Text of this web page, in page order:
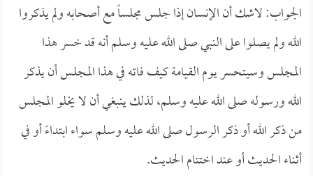
الجواب: لاشك أن الإنسان إذا جلس مجلساً مع أصحابه ولم يذكروا
الله ولم يصلوا على النبي صلى الله عليه وسلم أنه قد خسر هذا
المجلس وسيتحسر يوم القيامة كيف فاته في هذا المجلس أن يذكر
الله ورسوله صلى الله عليه وسلم، لذلك ينبغي أن لا يخلو المجلس
من ذكر الله أو ذكر الرسول صلى الله عليه وسلم سواء ابتداءً أو في
أثناء الحديث أو عند اختتام الحديث.